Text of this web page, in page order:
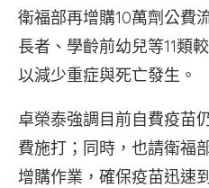
衛福部再增購10萬劑公費
長者、學齡前幼兒等11類
以減少重症與死亡發生。
卓榮泰強調目前自費疫苗
費施打；同時，也請衛福
增購作業，確保疫苗迅速